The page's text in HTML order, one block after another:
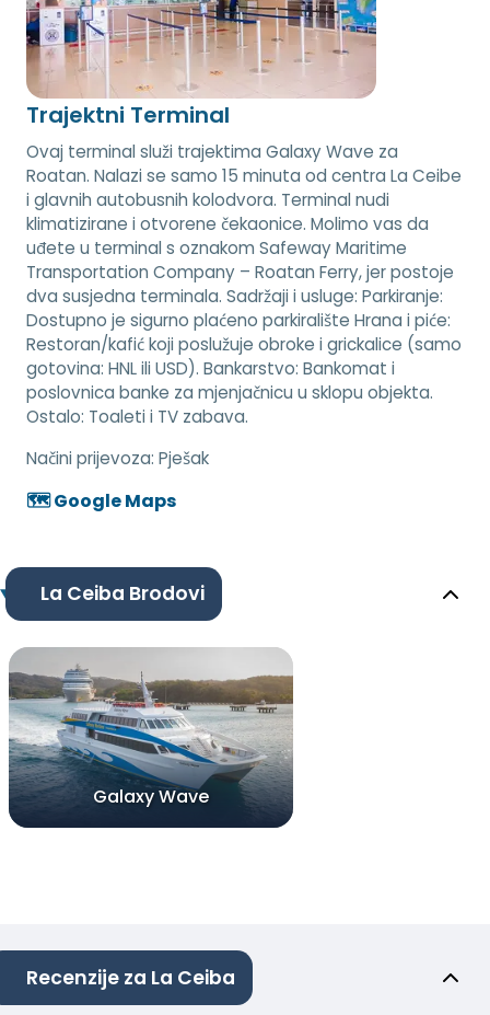
Trajektni Terminal
Ovaj terminal služi trajektima Galaxy Wave za
Roatan. Nalazi se samo 15 minuta od centra La Ceibe
i glavnih autobusnih kolodvora. Terminal nudi
klimatizirane i otvorene čekaonice. Molimo vas da
uđete u terminal s oznakom Safeway Maritime
Transportation Company – Roatan Ferry, jer postoje
dva susjedna terminala. Sadržaji i usluge: Parkiranje:
Dostupno je sigurno plaćeno parkiralište Hrana i piće:
Restoran/kafić koji poslužuje obroke i grickalice (samo
gotovina: HNL ili USD). Bankarstvo: Bankomat i
poslovnica banke za mjenjačnicu u sklopu objekta.
Ostalo: Toaleti i TV zabava.
Načini prijevoza: Pješak
🗺️ Google Maps
La Ceiba Brodovi
Galaxy Wave
Recenzije za La Ceiba